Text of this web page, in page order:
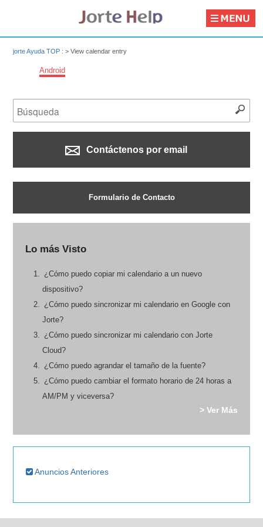
jorte Ayuda TOP : >View calendar entry
Android
Contáctenos por email
Formulario de Contacto
Lo más Visto
¿Cómo puedo copiar mi calendario a un nuevo
dispositivo?
¿Cómo puedo sincronizar mi calendario en Google con
Jorte?
¿Cómo puedo sincronizar mi calendario con Jorte
Cloud?
¿Cómo puedo agrandar el tamaño de la fuente?
¿Cómo puedo cambiar el formato horario de 24 horas a
AM/PM y viceversa?
> Ver Más
Anuncios Anteriores